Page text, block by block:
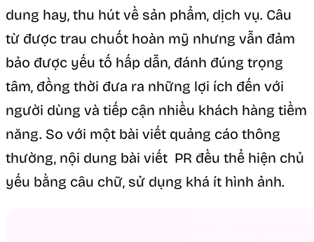
dung hay, thu hút về sản phẩm, dịch vụ. Câu
từ được trau chuốt hoàn mỹ nhưng vẫn đảm
bảo được yếu tố hấp dẫn, đánh đúng trọng
tâm, đồng thời đưa ra những lợi ích đến với
người dùng và tiếp cận nhiều khách hàng tiềm
năng. So với một bài viết quảng cáo thông
thường, nội dung bài viết PR đều thể hiện chủ
yếu bằng câu chữ, sử dụng khá ít hình ảnh.